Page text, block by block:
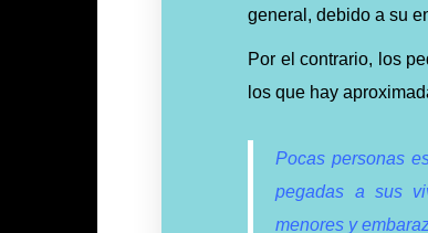
general, debido a su
Por el contrario, los
los que hay
Pocas personas
pegadas a sus
menores y